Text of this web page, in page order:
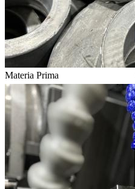
Materia Prima